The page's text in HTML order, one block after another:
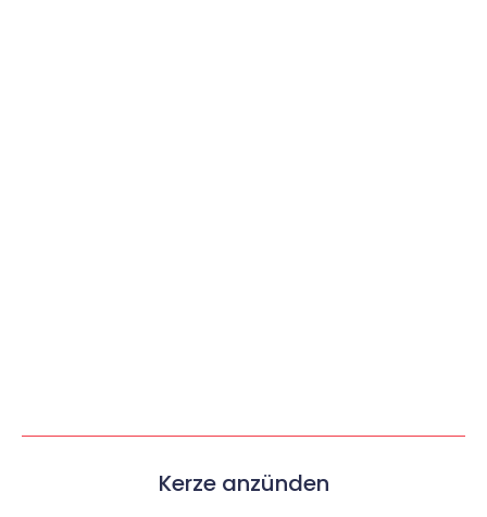
Kerze anzünden